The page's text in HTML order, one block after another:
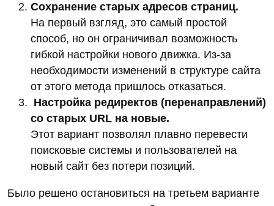
объяснялось, что атака организована, а
большинство комментариев не связано с
реальным клиентским опытом.
Сбор доказательств
Когда стандартные запросы не дали
результата, была собрана доказательная база.
В качестве подтверждения организованной
атаки использовались скриншоты из телеграм-
каналов, где обсуждался план массового
размещения негативных отзывов.
Выявление шаблонных комментариев
повторяющиеся фразы, написанные по